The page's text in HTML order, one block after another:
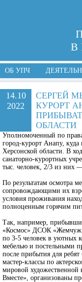
В
ОБ УПЧ
14.10
2022
СЕРГЕЙ
КУРОРТ
ОБЛАСТИ
Уполномоченный по
город-курорт Анапу,
Херсонской области. В
санаторно-курортных
тыс. человек, 2/3 из них
По результатам осмотра
сопровождающими их
условия проживания
полноценным горячим
Так, например,
«Космос» ДСОК
по 3-5 человек в уютных
мебелью и постельными
после прибытия для
мастер-классы по
мировой
Вместе», организованы